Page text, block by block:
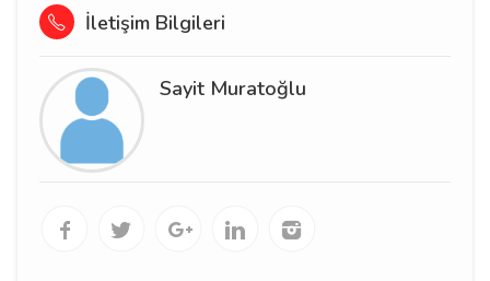
İletişim Bilgileri
Sayit Muratoğlu